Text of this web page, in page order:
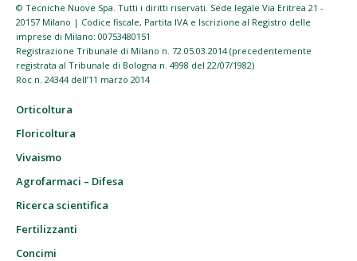
© Tecniche Nuove Spa. Tutti i diritti riservati. Sede legale Via Eritrea 21 -
20157 Milano | Codice fiscale, Partita IVA e Iscrizione al Registro delle
imprese di Milano: 00753480151
Registrazione Tribunale di Milano n. 72 05.03.2014 (precedentemente
registrata al Tribunale di Bologna n. 4998 del 22/07/1982)
Roc n. 24344 dell’11 marzo 2014
Orticoltura
Floricoltura
Vivaismo
Agrofarmaci – Difesa
Ricerca scientifica
Fertilizzanti
Concimi